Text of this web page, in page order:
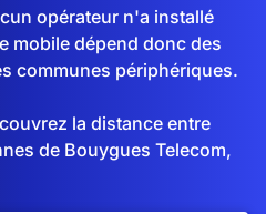
opérateur n'a installé
mobile dépend donc des
communes périphériques.
la distance entre
de Bouygues Telecom,